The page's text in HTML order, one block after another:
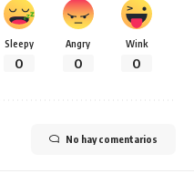
Sleepy
0
Angry
0
Wink
0
No hay comentarios